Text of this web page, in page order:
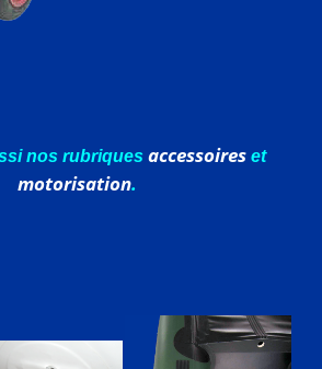
nos rubriques accessoires et
motorisation.